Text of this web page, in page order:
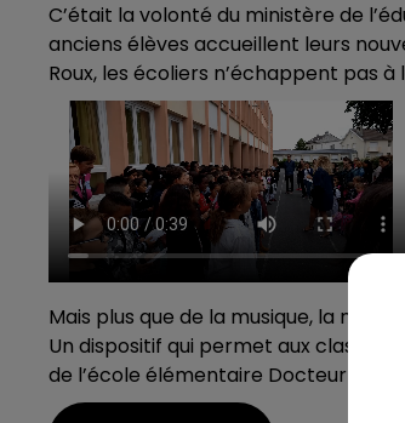
C’était la volonté du ministère de
anciens élèves accueillent leurs
Roux, les écoliers n’échappent pas à
Mais plus que de la musique, la
Un dispositif qui permet aux classes
de l’école élémentaire Docteur-Roux